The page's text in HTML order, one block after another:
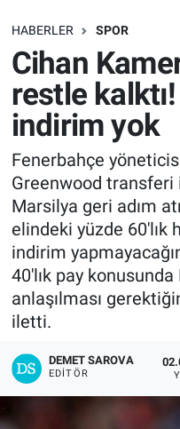
HABERLER SPOR
Cihan
restle
indirim yok
Fenerbahçe
Greenwood transferi
Marsilya geri adım
elindeki yüzde 60'lık
indirim
40'lık pay
anlaşılması
iletti.
DEMET SAROVA
EDITÖR
SAĞLIK
EKONOMİ
EĞİTİM
ÖZEL HABER
Keşfet
ASTROLOJİ
MANŞET
İLAN